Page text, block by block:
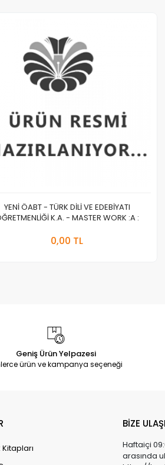
YENİ ÖABT - TÜRK DİLİ VE EDEBİYATI
K.A. - MASTER WORK :A :
0,00 TL
Geniş Ürün Yelpazesi
ürün ve kampanya seçeneği
Kitapları
BİZE
Haftaiçi
arasında